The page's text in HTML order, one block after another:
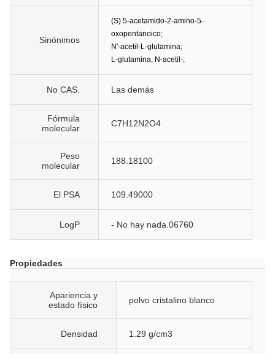
Sinónimos
(S) 5-acetamido-2-amino-5-
oxopentanoico;
N'-acetil-L-glutamina;
L-glutamina, N-acetil-;
No CAS. Las demás
Fórmula
molecular
C7H12N2O4
Peso
molecular
188.18100
El PSA 109.49000
LogP - No hay nada.06760
Propiedades
Apariencia y
estado físico
polvo cristalino blanco
Densidad 1.29 g/cm3